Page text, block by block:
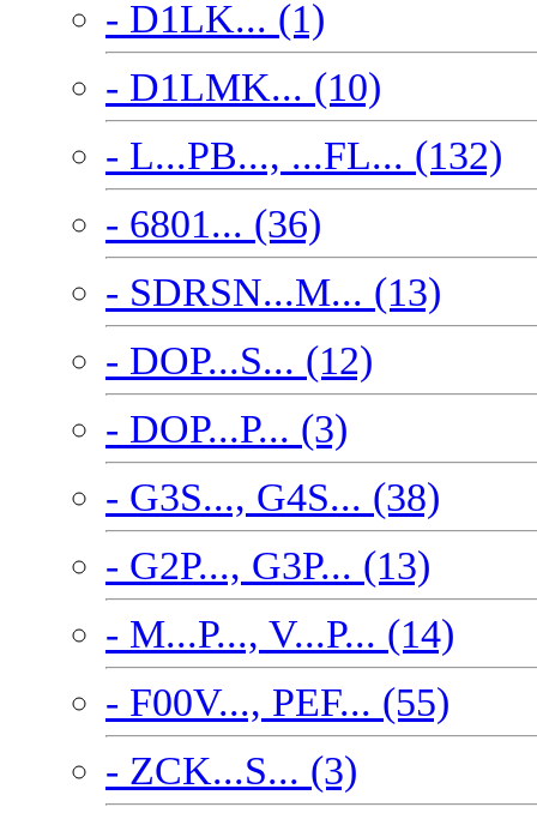
- D1LK... (1)
- D1LMK... (10)
- L...PB..., ...FL... (132)
- 6801... (36)
- SDRSN...M... (13)
- DOP...S... (12)
- DOP...P... (3)
- G3S..., G4S... (38)
- G2P..., G3P... (13)
- M...P..., V...P... (14)
- F00V..., PEF... (55)
- ZCK...S... (3)